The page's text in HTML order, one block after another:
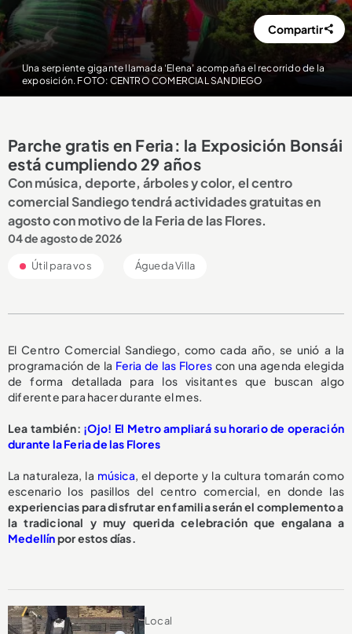
Una serpiente gigante llamada ‘Elena’ acompaña el recorrido de la
exposición. FOTO: CENTRO COMERCIAL SANDIEGO
Compartir
Parche gratis en Feria: la Exposición Bonsái
está cumpliendo 29 años
Con música, deporte, árboles y color, el centro
comercial Sandiego tendrá actividades gratuitas en
agosto con motivo de la Feria de las Flores.
04 de agosto de 2026
Útil para vos Águeda Villa
El Centro Comercial Sandiego, como cada año, se unió a la
programación de la Feria de las Flores con una agenda elegida
de forma detallada para los visitantes que buscan algo
diferente para hacer durante el mes.
Lea también: ¡Ojo! El Metro ampliará su horario de operación
durante la Feria de las Flores
La naturaleza, la música, el deporte y la cultura tomarán como
escenario los pasillos del centro comercial, en donde las
experiencias para disfrutar en familia serán el complemento a
la tradicional y muy querida celebración que engalana a
Medellínpor estos días.
Local